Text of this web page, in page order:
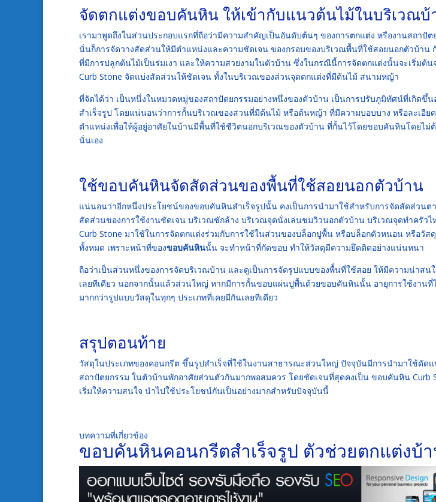
จัดตกแต่งขอบคันหิน ให้เข้ากับแนวต้นไม้ในบริเวณบ้
เรามาพูดถึงในส่วนประกอบแรกที่ถือว่ามีความสำคัญเป็นอันดับต้นๆ ของการตกแต่ง หรืองานสถาปั
นั่นก็การจัดวางสัดส่วนให้มีตำแหน่งและความชัดเจน ของกรอบของบริเวณพื้นที่ใช้สอยนอกตัวบ้าน
ที่มีการปลูกต้นไม้เป็นร่มเงา และให้ความสวยงามในตัวบ้าน ซึ่งในกรณีนี้การจัดตกแต่งนั้นจะเริ่มต้
Curb Stone จัดแบ่งสัดส่วนให้ชัดเจน ทั้งในบริเวณของส่วนจุดตกแต่งที่มีต้นไม้ สนามหญ้า
ที่จัดได้ว่า เป็นหนึ่งในหมวดหมู่ของสถาปัตยกรรมอย่างหนึ่งของตัวบ้าน เป็นการปรับภูมิทัศน์ที่เกิดขึ้
สำเร็จรูป โดยแน่นอนว่าการกั้นบริเวณของสวนที่มีต้นไม้ หรือต้นหญ้า ที่มีความบอบบาง หรือละเอีย
ตำแหน่งเพื่อให้ผู้อยู่อาศัยในบ้านมีพื้นที่ใช้ชีวิตนอกบริเวณของตัวบ้าน ที่กั้นไว้โดยขอบคันหินโดยไม่
นั่นเอง
ใช้ขอบคันหินจัดสัดส่วนของพื้นที่ใช้สอยนอกตัวบ้าน
แน่นอนว่าอีกหนึ่งประโยชน์ของขอบคันหินสำเร็จรูปนั้น คงเป็นการนำมาใช้สำหรับการจัดสัดส่วนต
สัดส่วนของการใช้งานชัดเจน บริเวณซักล้าง บริเวณจุดนั่งเล่นชมวิวนอกตัวบ้าน บริเวณจุดทำครัวไ
Curb Stone มาใช้ในการจัดตกแต่งร่วมกับการใช้ในส่วนของบล็อกปูพื้น หรือบล็อกตัวหนอน หรือวั
ทั้งหมด เพราะหน้าที่ของขอบคันหินนั้น จะทำหน้าที่กัดขอบ ทำให้วัสดุมีความยึดติดอย่างแน่นหนา
ถือว่าเป็นส่วนหนึ่งของการจัดบริเวณบ้าน และดูเป็นการจัดรูปแบบของพื้่นที่ใช้สอย ให้มีความน่าสน
เลยทีเดียว นอกจากนั้นแล้วส่วนใหญ่ หากมีการกั้นขอบแผ่นปูพื้นด้วยขอบคันหินนั้น อายุการใช้งาน
มากกว่ารูปแบบวัสดุในทุกๆ ประเภทที่เคยมีกันเลยทีเดียว
สรุปตอนท้าย
วัสดุในประเภทของคอนกรีต ขึ้นรูปสำเร็จที่ใช้ในงานสาธารณะส่วนใหญ่ ปัจจุบันมีการนำมาใช้ดัดแ
สถาปัตยกรรม ในตัวบ้านพักอาศัยส่วนตัวกันมากพอสมควร โดยชัดเจนที่สุดคงเป็น ขอบคันหิน Curb
เริ่มให้ความสนใจ นำไปใช้ประโยชน์กันเป็นอย่างมากสำหรับปัจจุบันนี้
บทความที่เกี่ยวข้อง
ขอบคันหินคอนกรีตสำเร็จรูป ตัวช่วยตกแต่งบ้